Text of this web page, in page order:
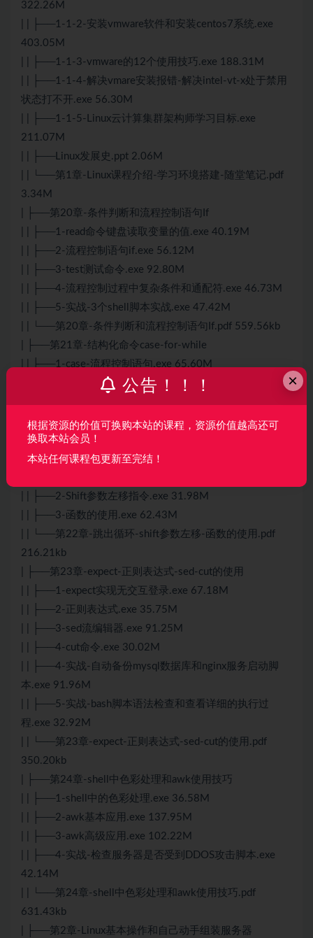
322.26M
| | ├──1-1-2-安装vmware软件和安装centos7系统.exe
403.05M
| | ├──1-1-3-vmware的12个使用技巧.exe 188.31M
| | ├──1-1-4-解决vmare安装报错-解决intel-vt-x处于禁用
状态打不开.exe 56.30M
| | ├──1-1-5-Linux云计算集群架构师学习目标.exe
211.07M
| | ├──Linux发展史.ppt 2.06M
| | └──第1章-Linux课程介绍-学习环境搭建-随堂笔记.pdf
3.34M
| ├──第20章-条件判断和流程控制语句If
| | ├──1-read命令键盘读取变量的值.exe 40.19M
| | ├──2-流程控制语句if.exe 56.12M
| | ├──3-test测试命令.exe 92.80M
| | ├──4-流程控制过程中复杂条件和通配符.exe 46.73M
| | ├──5-实战-3个shell脚本实战.exe 47.42M
| | └──第20章-条件判断和流程控制语句If.pdf 559.56kb
| ├──第21章-结构化命令case-for-while
| | ├──1-case-流程控制语句.exe 65.60M
| | ├──2-循环语句.exe 82.18M
| | ├──4-实战-3个shell脚本实战.exe 37.45M
| | └──第21章-结构化命令case-for-while.pdf 303.41kb
| ├──第22章-跳出循环-shift参数左移-函数的使用
| | ├──2-Shift参数左移指令.exe 31.98M
| | ├──3-函数的使用.exe 62.43M
| | └──第22章-跳出循环-shift参数左移-函数的使用.pdf
216.21kb
| ├──第23章-expect-正则表达式-sed-cut的使用
| | ├──1-expect实现无交互登录.exe 67.18M
| | ├──2-正则表达式.exe 35.75M
| | ├──3-sed流编辑器.exe 91.25M
| | ├──4-cut命令.exe 30.02M
| | ├──4-实战-自动备份mysql数据库和nginx服务启动脚
本.exe 91.96M
| | ├──5-实战-bash脚本语法检查和查看详细的执行过
程.exe 32.92M
| | └──第23章-expect-正则表达式-sed-cut的使用.pdf
350.20kb
| ├──第24章-shell中色彩处理和awk使用技巧
| | ├──1-shell中的色彩处理.exe 36.58M
| | ├──2-awk基本应用.exe 137.95M
| | ├──3-awk高级应用.exe 102.22M
| | ├──4-实战-检查服务器是否受到DDOS攻击脚本.exe
42.14M
| | └──第24章-shell中色彩处理和awk使用技巧.pdf
631.43kb
| ├──第2章-Linux基本操作和自己动手组装服务器
×
公告！！！
根据资源的价值可换购本站的课程，资源价值越高还可
换取本站会员！
本站任何课程包更新至完结！